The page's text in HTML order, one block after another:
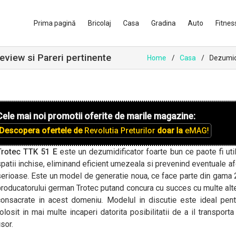
Prima pagină Bricolaj Casa Gradina Auto
si Pareri pertinente Home Casa
mai noi promotii oferite de marile magazine:
Descopera ofertele de Revolutia Preturilor doar la eMAG!
TTK 51 E este un dezumidificator foarte bun ce paote fi
inchise, eliminand eficient umezeala si prevenind eventuale
Este un model de generatie noua, ce face parte din gama
german Trotec putand concura cu succes cu multe
in acest domeniu. Modelul in discutie este ideal
in mai multe incaperi datorita posibilitatii de a il